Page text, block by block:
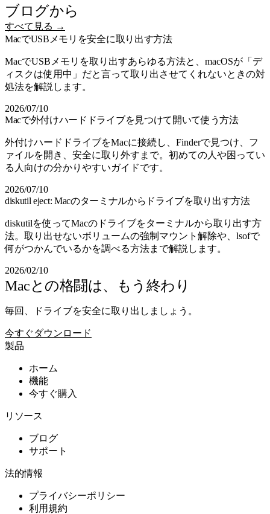
ブログから
すべて見る →
MacでUSBメモリを安全に取り出す方法
MacでUSBメモリを取り出すあらゆる方法と、macOSが「デ
ィスクは使用中」だと言って取り出させてくれないときの対
処法を解説します。
2026/07/10
Macで外付けハードドライブを見つけて開いて使う方法
外付けハードドライブをMacに接続し、Finderで見つけ、フ
ァイルを開き、安全に取り外すまで。初めての人や困ってい
る人向けの分かりやすいガイドです。
2026/07/10
diskutil eject: Macのターミナルからドライブを取り出す方法
diskutilを使ってMacのドライブをターミナルから取り出す方
法。取り出せないボリュームの強制マウント解除や、lsofで
何がつかんでいるかを調べる方法まで解説します。
2026/02/10
Macとの格闘は、もう終わり
毎回、ドライブを安全に取り出しましょう。
今すぐダウンロード
製品
ホーム
機能
今すぐ購入
リソース
ブログ
サポート
法的情報
プライバシーポリシー
利用規約